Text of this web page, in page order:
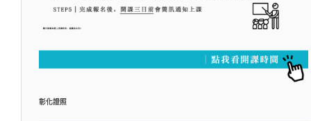
彰化證照